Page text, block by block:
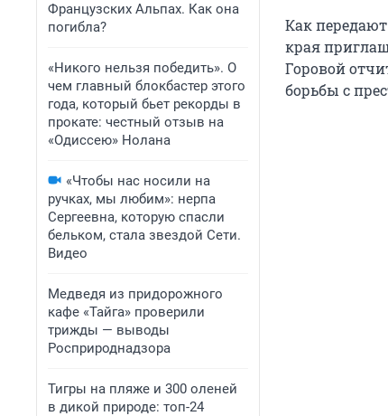
Французских Альпах. Как она
погибла?
«Никого нельзя победить». О
чем главный блокбастер этого
года, который бьет рекорды в
прокате: честный отзыв на
«Одиссею» Нолана
«Чтобы нас носили на
ручках, мы любим»: нерпа
Сергеевна, которую спасли
бельком, стала звездой Сети.
Видео
Медведя из придорожного
кафе «Тайга» проверили
трижды — выводы
Росприроднадзора
Тигры на пляже и 300 оленей
в дикой природе: топ-24
Как
края
Горовой
борьбы с